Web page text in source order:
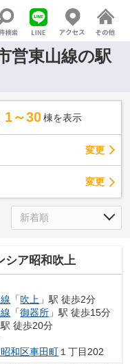
営東山線の駅
1～30 棟を表示
変更
変更
シア昭和吹上
「吹上 」駅 徒歩2分
「御器所 」駅 徒歩15分
駅 徒歩20分
和区車田町 １丁目202